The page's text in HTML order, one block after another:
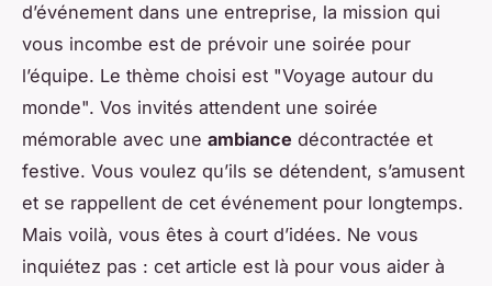
d’événement dans une entreprise, la mission qui
vous incombe est de prévoir une soirée pour
l’équipe. Le thème choisi est "Voyage autour du
monde". Vos invités attendent une soirée
mémorable avec une ambiance décontractée et
festive. Vous voulez qu’ils se détendent, s’amusent
et se rappellent de cet événement pour longtemps.
Mais voilà, vous êtes à court d’idées. Ne vous
inquiétez pas : cet article est là pour vous aider à